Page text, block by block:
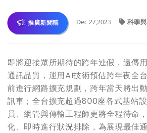
推廣新聞稿 Dec 27,2023 科學
即將迎接眾所期待的跨年連假，遠傳
通訊品質，運用AI技術預估跨年夜全
前進行網路擴充規劃，跨年當天將出
訊車；全台擴充超過800座各式基站
員、網管與傳輸工程師更將全程待命
化、即時進行狀況排除，為展現最佳